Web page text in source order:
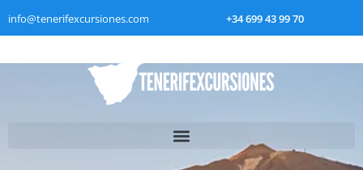
info@tenerifexcursiones.com +34 699 43 99 70